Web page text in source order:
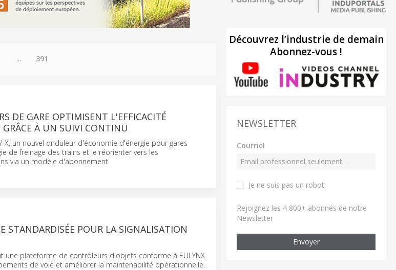
... 391
DE GARE OPTIMISENT L'EFFICACITÉ
GRÂCE À UN SUIVI CONTINU
X, un nouvel onduleur d'économie d'énergie pour gares
de freinage des trains et le réorienter vers les
via un modèle d'abonnement.
STANDARDISÉE POUR LA SIGNALISATION
une plateforme de contrôleurs d'objets conforme à EULYNX
de voie et améliorer la maintenabilité opérationnelle.
Découvrez l’industrie de demain
Abonnez-vous !
NEWSLETTER
Courriel
Je ne suis pas un robot.
Rejoignez les 4 800+ abonnés de notre
Newsletter
Envoyer